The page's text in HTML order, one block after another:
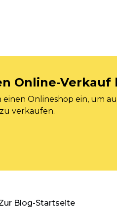
Online-Verkauf
Onlineshop ein, um
verkaufen.
Zur Blog-Startseite